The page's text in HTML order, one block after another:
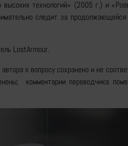
технологий» (2005 г.) и
следит за
LostArmour.
к вопросу сохранено и не
комментарии переводчика